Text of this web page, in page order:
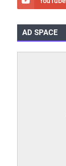
AD SPACE